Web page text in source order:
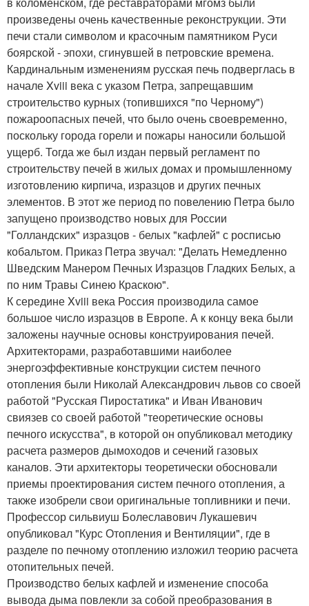
произведены очень качественные реконструкции. Эти
печи стали символом и красочным памятником Руси
боярской - эпохи, сгинувшей в петровские времена.
Кардинальным изменениям русская печь подверглась в
начале Xviii века с указом Петра, запрещавшим
строительство курных (топившихся "по Черному")
пожароопасных печей, что было очень своевременно,
поскольку города горели и пожары наносили большой
ущерб. Тогда же был издан первый регламент по
строительству печей в жилых домах и промышленному
изготовлению кирпича, изразцов и других печных
элементов. В этот же период по повелению Петра было
запущено производство новых для России
"Голландских" изразцов - белых "кафлей" с росписью
кобальтом. Приказ Петра звучал: "Делать Немедленно
Шведским Манером Печных Изразцов Гладких Белых, а
по ним Травы Синею Краскою".
К середине Xviii века Россия производила самое
большое число изразцов в Европе. А к концу века были
заложены научные основы конструирования печей.
Архитекторами, разработавшими наиболее
энергоэффективные конструкции систем печного
отопления были Николай Александрович львов со своей
работой "Русская Пиростатика" и Иван Иванович
свиязев со своей работой "теоретические основы
печного искусства", в которой он опубликовал методику
расчета размеров дымоходов и сечений газовых
каналов. Эти архитекторы теоретически обосновали
приемы проектирования систем печного отопления, а
также изобрели свои оригинальные топливники и печи.
Профессор сильвиуш Болеславович Лукашевич
опубликовал "Курс Отопления и Вентиляции", где в
разделе по печному отоплению изложил теорию расчета
отопительных печей.
Производство белых кафлей и изменение способа
вывода дыма повлекли за собой преобразования в